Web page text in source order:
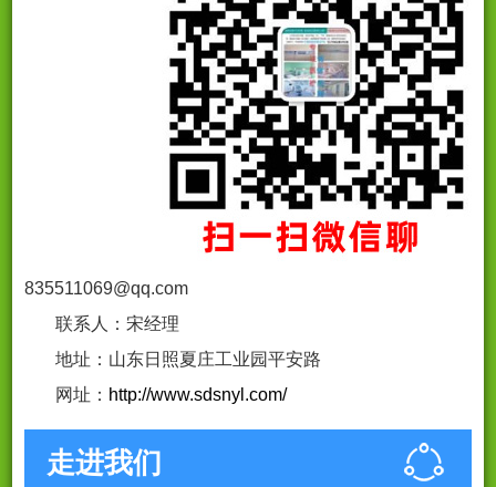
835511069@qq.com
联系人：宋经理
地址：山东日照夏庄工业园平安路
网址： http://www.sdsnyl.com/
走进我们